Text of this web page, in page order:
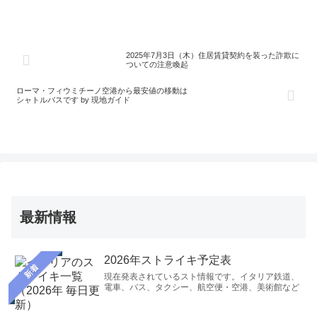
2025年7月3日（木）住居賃貸契約を装った詐欺に
ついての注意喚起
ローマ・フィウミチーノ空港から最安値の移動は
シャトルバスです by 現地ガイド
最新情報
新着
2026年ストライキ予定表
現在発表されているスト情報です。イタリア鉄道、
電車、バス、タクシー、航空便・空港、美術館など